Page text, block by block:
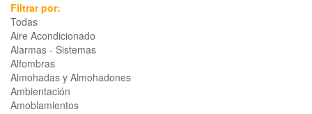
Filtrar por:
Todas
Aire Acondicionado
Alarmas - Sistemas
Alfombras
Almohadas y Almohadones
Ambientación
Amoblamientos